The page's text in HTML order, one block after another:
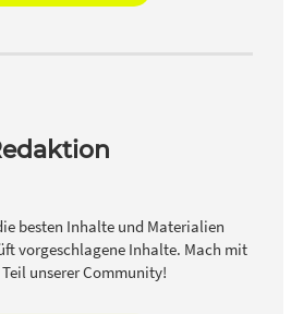
besten Inhalte und Materialien
vorgeschlagene Inhalte. Mach mit
unserer Community!